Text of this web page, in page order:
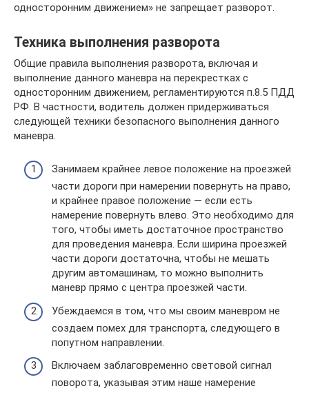
односторонним движением» не запрещает разворот.
Техника выполнения разворота
Общие правила выполнения разворота, включая и
выполнение данного маневра на перекрестках с
односторонним движением, регламентируются п.8.5 ПДД
РФ. В частности, водитель должен придерживаться
следующей техники безопасного выполнения данного
маневра.
Занимаем крайнее левое положение на проезжей
части дороги при намерении повернуть на право,
и крайнее правое положение — если есть
намерение повернуть влево. Это необходимо для
того, чтобы иметь достаточное пространство
для проведения маневра. Если ширина проезжей
части дороги достаточна, чтобы не мешать
другим автомашинам, то можно выполнить
маневр прямо с центра проезжей части.
Убеждаемся в том, что мы своим маневром не
создаем помех для транспорта, следующего в
попутном направлении.
Включаем заблаговременно световой сигнал
поворота, указывая этим наше намерение